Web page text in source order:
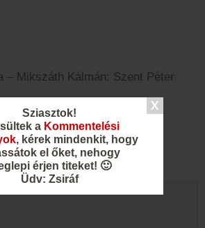
Sziasztok!
a Kommentelési
, kérek mindenkit, hogy
el őket, nehogy
érjen titeket! 🙂
Üdv: Zsiráf
– Mikszáth Kálmán: Szent Péter